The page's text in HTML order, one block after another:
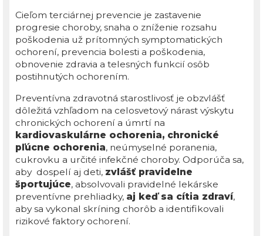
Cieľom terciárnej prevencie je zastavenie
progresie choroby, snaha o zníženie rozsahu
poškodenia už prítomných symptomatických
ochorení, prevencia bolesti a poškodenia,
obnovenie zdravia a telesných funkcií osôb
postihnutých ochorením.
Preventívna zdravotná starostlivosť je obzvlášť
dôležitá vzhľadom na celosvetový nárast výskytu
chronických ochorení a úmrtí na
kardiovaskulárne ochorenia, chronické
pľúcne ochorenia, neúmyselné poranenia,
cukrovku a určité infekčné choroby. Odporúča sa,
aby dospelí aj deti, zvlášť pravidelne
športujúce, absolvovali pravidelné lekárske
preventívne prehliadky, aj keď sa cítia zdraví,
aby sa vykonal skríning chorôb a identifikovali
rizikové faktory ochorení.